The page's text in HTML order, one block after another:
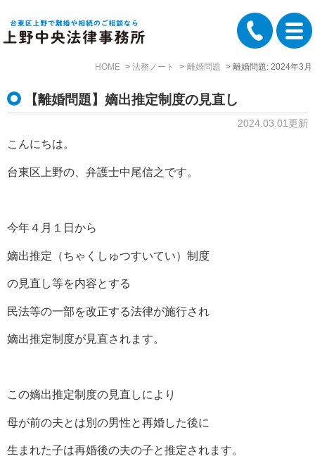
HOME 法務ノート 離婚問題 離婚問題: 2024年3月
【離婚問題】嫡出推定制度の見直し
2024.03.01更新
こんにちは。
台東区上野の、弁護士中尾信之です。
今年４月１日から
嫡出推定（ちゃくしゅつすいてい）制度
の見直し等を内容とする
民法等の一部を改正する法律が施行され
嫡出推定制度が見直されます。
この嫡出推定制度の見直しにより
母が前の夫とは別の男性と再婚した後に
生まれた子は再婚後の夫の子と推定されます。